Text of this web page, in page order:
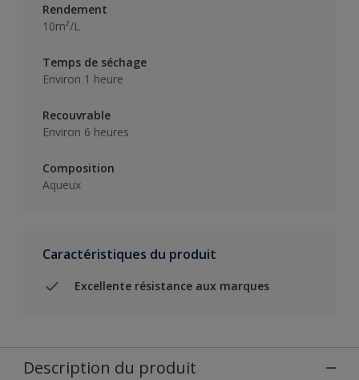
Rendement
10m²/L
Temps de séchage
Environ 1 heure
Recouvrable
Environ 6 heures
Composition
Aqueux
Caractéristiques du produit
Excellente résistance aux marques
Description du produit